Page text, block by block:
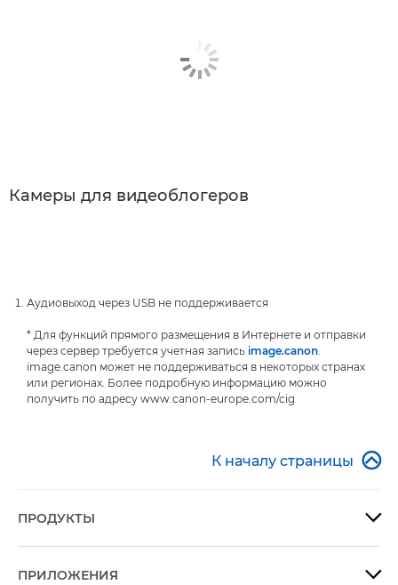
Камеры для видеоблогеров
Аудиовыход через USB не поддерживается
* Для функций прямого размещения в Интернете и отправки
через сервер требуется учетная запись image.canon
image.canon может не поддерживаться в некоторых странах
или регионах. Более подробную информацию можно
получить по адресу www.canon-europe.com/cig
К началу страницы 
ПРОДУКТЫ 
ПРИЛОЖЕНИЯ 